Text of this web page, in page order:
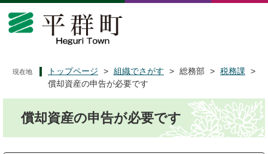
ペ
メ
現在地 トップページ > 組織でさがす > 総務部 > 税務課
>
償却資産の申告が必要です
償却資産の申告が必要です